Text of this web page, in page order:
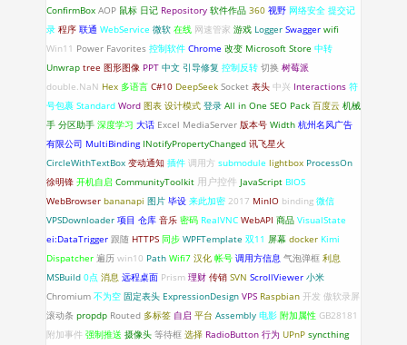
ConfirmBox AOP 鼠标 日记 Repository 软件作品 360 视野 网络安全 提交记
录 程序 联通 WebService 微软 在线 网速管家 游戏 Logger Swagger wifi
Win11 Power Favorites 控制软件 Chrome 改变 Microsoft Store 中转
Unwrap tree 图形图像 PPT 中文 引导修复 控制反转 切换 树莓派
double.NaN Hex 多语言 C#10 DeepSeek Socket 表头 中兴 Interactions 符
号包裹 Standard Word 图表 设计模式 登录 All in One SEO Pack 百度云 机械
手 分区助手 深度学习 大话 Excel MediaServer 版本号 Width 杭州名风广告
有限公司 MultiBinding INotifyPropertyChanged 讯飞星火
CircleWithTextBox 变动通知 插件 调用方 submodule lightbox ProcessOn
徐明锋 开机自启 CommunityToolkit 用户控件 JavaScript BIOS
WebBrowser bananapi 图片 毕设 来此加密 2017 MinIO binding 微信
VPSDownloader 项目 仓库 音乐 密码 RealVNC WebAPI 商品 VisualState
ei:DataTrigger 跟随 HTTPS 同步 WPFTemplate 双11 屏幕 docker Kimi
Dispatcher 遍历 win10 Path Wifi7 汉化 帐号 调用方信息 气泡弹框 利息
MSBuild 0点 消息 远程桌面 Prism 理财 传销 SVN ScrollViewer 小米
Chromium 不为空 固定表头 ExpressionDesign VPS Raspbian 开发 傲软录屏
滚动条 propdp Routed 多标签 自启 平台 Assembly 电影 附加属性 GB28181
附加事件 强制推送 摄像头 等待框 选择 RadioButton 行为 UPnP syncthing